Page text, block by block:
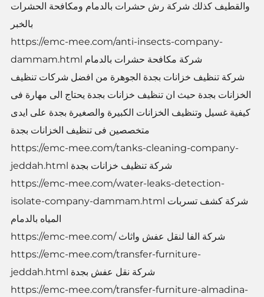
والقطيف كذلك شركة رش حشرات بالدمام ومكافحة الحشرات
بالخبر
https://emc-mee.com/anti-insects-company-
dammam.html شركة مكافحة حشرات بالدمام
شركة تنظيف خزانات بجدة الجوهرة من افضل شركات تنظيف
الخزانات بجدة حيث ان تنظيف خزانات بجدة يحتاج الى مهارة فى
كيفية غسيل وتنظيف الخزانات الكبيرة والصغيرة بجدة على ايدى
متخصصين فى تنظيف الخزانات بجدة
https://emc-mee.com/tanks-cleaning-company-
jeddah.html شركة تنظيف خزانات بجدة
https://emc-mee.com/water-leaks-detection-
isolate-company-dammam.html شركة كشف تسربات
المياه بالدمام
https://emc-mee.com/ شركة الفا لنقل عفش واثاث
https://emc-mee.com/transfer-furniture-
jeddah.html شركة نقل عفش بجدة
https://emc-mee.com/transfer-furniture-almadina-